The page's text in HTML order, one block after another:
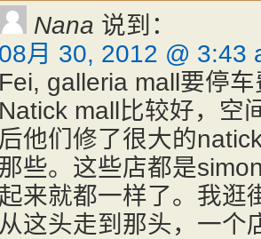
Nana 说到：
08月 30, 2012 @ 3:43
Fei, galleria mall要停
Natick mall比较好，空
后他们修了很大的
那些。这些店都是
起来就都一样了。我逛
从这头走到那头，一个